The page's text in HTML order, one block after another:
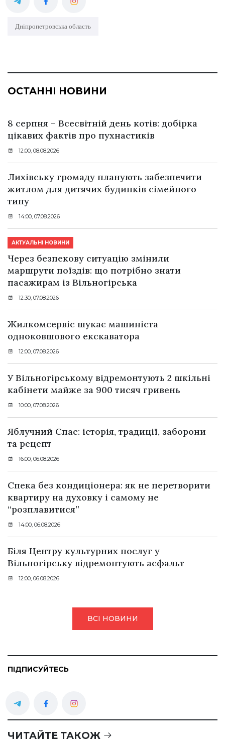
Дніпропетровська область
ОСТАННІ НОВИНИ
8 серпня – Всесвітній день котів: добірка
цікавих фактів про пухнастиків
12:00, 08.08.2026
Лихівську громаду планують забезпечити
житлом для дитячих будинків сімейного
типу
14:00, 07.08.2026
АКТУАЛЬНІ НОВИНИ
Через безпекову ситуацію змінили
маршрути поїздів: що потрібно знати
пасажирам із Вільногірська
12:30, 07.08.2026
Жилкомсервіс шукає машиніста
одноковшового екскаватора
12:00, 07.08.2026
У Вільногірському відремонтують 2 шкільні
кабінети майже за 900 тисяч гривень
10:00, 07.08.2026
Яблучний Спас: історія, традиції, заборони
та рецепт
16:00, 06.08.2026
Спека без кондиціонера: як не перетворити
квартиру на духовку і самому не
“розплавитися”
14:00, 06.08.2026
Біля Центру культурних послуг у
Вільногірську відремонтують асфальт
12:00, 06.08.2026
ВСІ НОВИНИ
ПІДПИСУЙТЕСЬ
ЧИТАЙТЕ ТАКОЖ